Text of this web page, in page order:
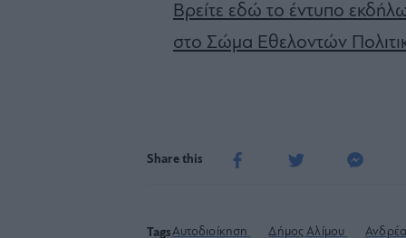
Βρείτε εδώ το έντυπο
στο Σώμα Εθελοντών
Share this
TagsΑυτοδιοίκηση Δήμος Αλίμου